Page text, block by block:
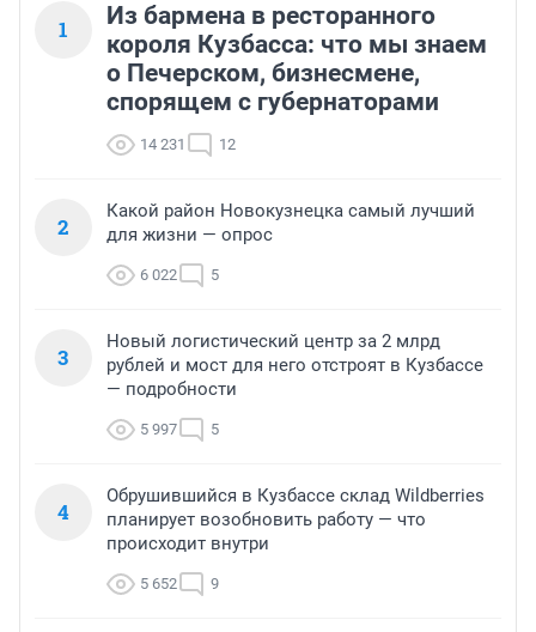
1
Из бармена в ресторанного
короля Кузбасса: что мы знаем
о Печерском, бизнесмене,
спорящем с губернаторами
14 231 12
2
Какой район Новокузнецка самый лучший
для жизни — опрос
6 022 5
3
Новый логистический центр за 2 млрд
рублей и мост для него отстроят в Кузбассе
— подробности
5 997 5
4
Обрушившийся в Кузбассе склад Wildberries
планирует возобновить работу — что
происходит внутри
5 652 9